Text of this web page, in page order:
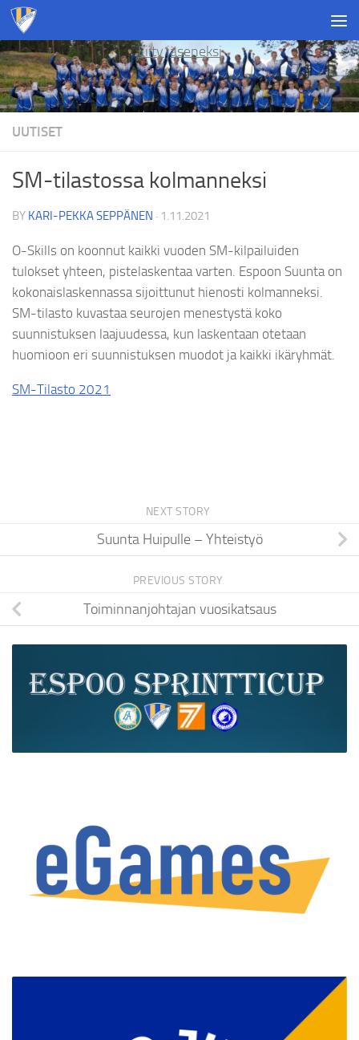
Skip to content
Liity jäseneksi
UUTISET
SM-tilastossa kolmanneksi
BY KARI-PEKKA SEPPÄNEN · 1.11.2021
O-Skills on koonnut kaikki vuoden SM-kilpailuiden
tulokset yhteen, pistelaskentaa varten. Espoon Suunta on
kokonaislaskennassa sijoittunut hienosti kolmanneksi.
SM-tilasto kuvastaa seurojen menestystä koko
suunnistuksen laajuudessa, kun laskentaan otetaan
huomioon eri suunnistuksen muodot ja kaikki ikäryhmät.
SM-Tilasto 2021
NEXT STORY
Suunta Huipulle – Yhteistyö
PREVIOUS STORY
Toiminnanjohtajan vuosikatsaus